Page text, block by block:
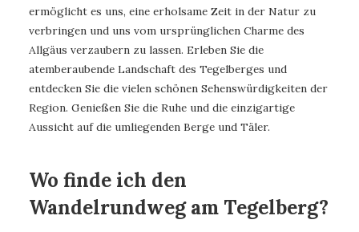
ermöglicht es uns, eine erholsame Zeit in der Natur zu
verbringen und uns vom ursprünglichen Charme des
Allgäus verzaubern zu lassen. Erleben Sie die
atemberaubende Landschaft des Tegelberges und
entdecken Sie die vielen schönen Sehenswürdigkeiten der
Region. Genießen Sie die Ruhe und die einzigartige
Aussicht auf die umliegenden Berge und Täler.
Wo finde ich den
Wandelrundweg am Tegelberg?